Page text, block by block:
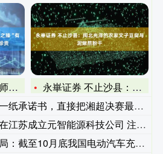
下
永崋证券 不止沙县：闽北光泽的农家文子豆腐与泥鳅熬粉干
书，直接把湘超决赛最适配的主持人伊
苏成立元智能源科技公司 注册资本4
至10月底我国电动汽车充电基础设施（